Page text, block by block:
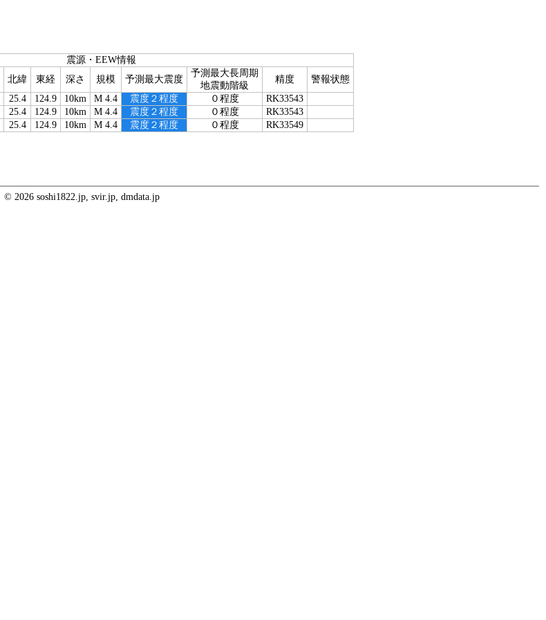
震源・EEW情報
北緯 東経 深さ 規模 予測最大震度
予測最大長周期
地震動階級
精度
警報状態
25.4 124.9 10km M 4.4 震度２程度 ０程度
RK33543
25.4 124.9 10km M 4.4 震度２程度 ０程度
RK33543
25.4 124.9 10km M 4.4 震度２程度 ０程度 RK33549
© 2026 soshi1822.jp, svir.jp, dmdata.jp